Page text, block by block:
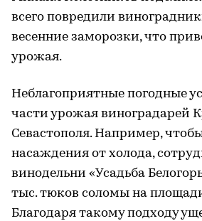
всего повредили
весенние заморозки, что
урожая.
Неблагоприятные погодные
части урожая виноградарей
Севастополя. Например,
насаждения от холода,
винодельни «Усадьба
тыс. тюков соломы на
Благодаря такому подходу